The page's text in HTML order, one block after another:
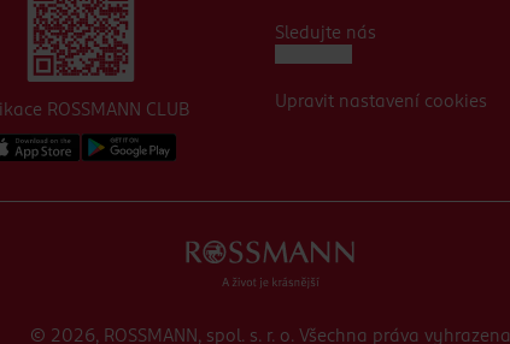
ROSSMANN CLUB
Sledujte nás
Upravit nastavení cookies
© 2026, ROSSMANN, spol. s. r. o. Všechna práva vyhrazena